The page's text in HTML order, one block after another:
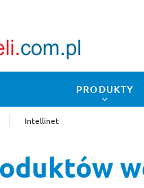
PRODUKTY
Intellinet